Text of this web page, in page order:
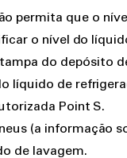
permita que o
o nível do
tampa do depósito
líquido de
Point S.
(a informação
de lavagem.